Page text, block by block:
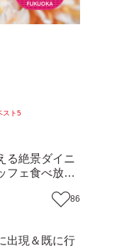
スト5
る絶景ダイニ
フェ食べ放題
・糸島市）86
出現＆既に行